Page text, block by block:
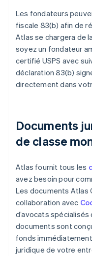
Les fondateurs
fiscale 83(b) afin de
Atlas se chargera de
soyez un fondateur
certifié USPS avec
déclaration 83(b)
directement dans
Documents
de classe
Atlas fournit tous les
avez besoin pour
Les documents Atlas
collaboration avec
d’avocats
documents sont
fonds
juridique de votre